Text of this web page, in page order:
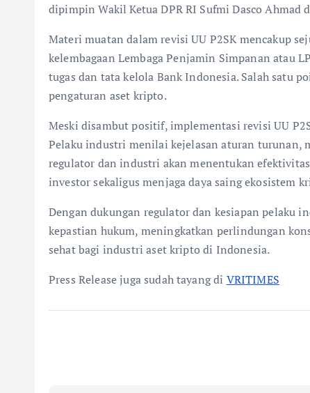
dipimpin Wakil Ketua DPR RI Sufmi Dasco Ahmad
Materi muatan dalam revisi UU P2SK mencakup
kelembagaan Lembaga Penjamin Simpanan atau
tugas dan tata kelola Bank Indonesia. Salah satu
pengaturan aset kripto.
Meski disambut positif, implementasi revisi UU
Pelaku industri menilai kejelasan aturan turunan,
regulator dan industri akan menentukan
investor sekaligus menjaga daya saing ekosistem
Dengan dukungan regulator dan kesiapan pelaku
kepastian hukum, meningkatkan perlindungan
sehat bagi industri aset kripto di Indonesia.
Press Release juga sudah tayang di VRITIMES